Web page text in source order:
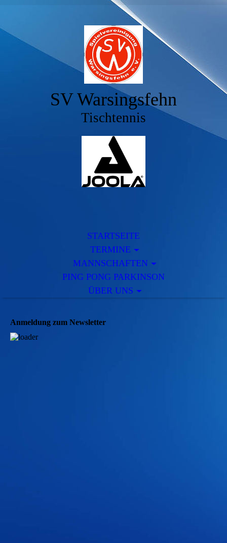
SV Warsingsfehn
Tischtennis
STARTSEITE
TERMINE
MANNSCHAFTEN
PING PONG PARKINSON
ÜBER UNS
Anmeldung zum Newsletter